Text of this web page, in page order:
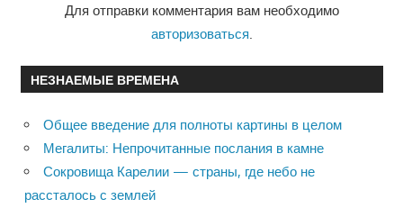
Для отправки комментария вам необходимо
авторизоваться
НЕЗНАЕМЫЕ ВРЕМЕНА
Общее введение для полноты картины в целом
Мегалиты: Непрочитанные послания в камне
Сокровища Карелии — страны, где небо не
рассталось с землей